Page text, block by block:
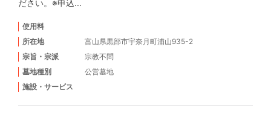
ださい。※申込...
使用料
所在地
富山県黒部市宇奈月町浦山935-2
宗旨・宗派
宗教不問
墓地種別
公営墓地
施設・サービス